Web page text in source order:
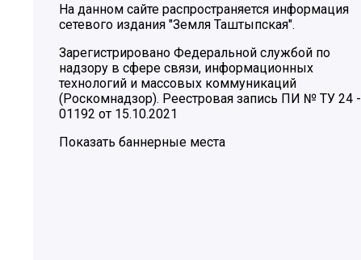
На данном сайте распространяется информация
сетевого издания "Земля Таштыпская".
Зарегистрировано Федеральной службой по
надзору в сфере связи, информационных
технологий и массовых коммуникаций
(Роскомнадзор). Реестровая запись ПИ № ТУ 24 -
01192 от 15.10.2021
Показать баннерные места